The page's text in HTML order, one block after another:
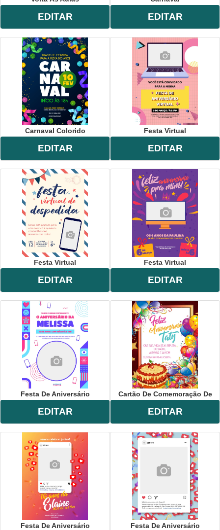
EDITAR EDITAR
Carnaval Colorido
EDITAR
Festa Virtual
EDITAR
Festa Virtual
EDITAR
Festa Virtual
EDITAR
Festa De Aniversário
EDITAR
Cartão De Comemoração De
EDITAR
Festa De Aniversário Festa De Aniversário